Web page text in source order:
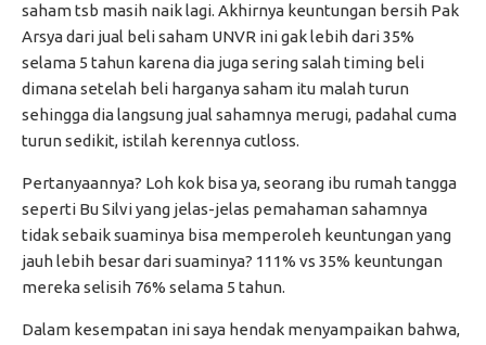
saham tsb masih naik lagi. Akhirnya keuntungan bersih Pak
Arsya dari jual beli saham UNVR ini gak lebih dari 35%
selama 5 tahun karena dia juga sering salah timing beli
dimana setelah beli harganya saham itu malah turun
sehingga dia langsung jual sahamnya merugi, padahal cuma
turun sedikit, istilah kerennya cutloss.
Pertanyaannya? Loh kok bisa ya, seorang ibu rumah tangga
seperti Bu Silvi yang jelas-jelas pemahaman sahamnya
tidak sebaik suaminya bisa memperoleh keuntungan yang
jauh lebih besar dari suaminya? 111% vs 35% keuntungan
mereka selisih 76% selama 5 tahun.
Dalam kesempatan ini saya hendak menyampaikan bahwa,